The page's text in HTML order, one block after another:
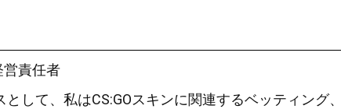
営責任者
として、私はCS:GOスキンに関連するベッティング